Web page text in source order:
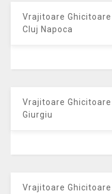
Vrajitoare
Cluj Napoca
Vrajitoare
Giurgiu
Vrajitoare